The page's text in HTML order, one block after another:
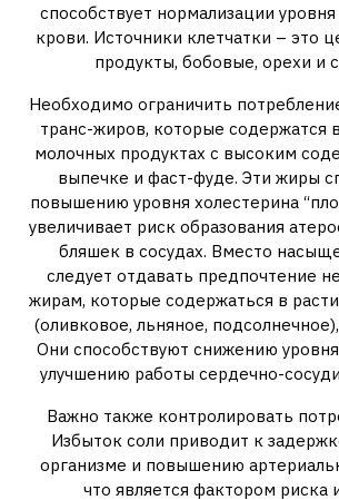
способствует нормализации
крови. Источники клетчатки – это
продукты, бобовые, орехи и
Необходимо ограничить
транс-жиров, которые содержатся
молочных продуктах с высоким
выпечке и фаст-фуде. Эти жиры
повышению уровня холестерина
увеличивает риск образования
бляшек в сосудах. Вместо
следует отдавать предпочтение
жирам, которые содержаться в
(оливковое, льняное,
Они способствуют снижению
улучшению работы сердечно-
Важно также контролировать
Избыток соли приводит к
организме и повышению
что является фактором риска